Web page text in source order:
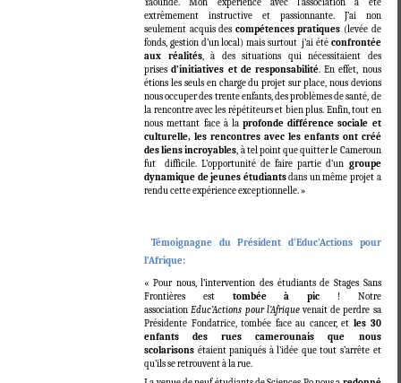
extrêmement instructive et passionnante. J’ai non
seulement acquis des compétences pratiques (levée de
fonds, gestion d’un local) mais surtout j’ai été confrontée
aux réalités, à des situations qui nécessitaient des
prisesd’initiatives et de responsabilité. En effet, nous
étions les seuls en charge du projet sur place, nous devions
nous occuper des trente enfants, des problèmes de santé, de
la rencontre avec les répétiteurs et bien plus. Enfin, tout en
nous mettant face à laprofonde différence sociale et
culturelle, les rencontres avec les enfants ont créé
des liens incroyables, à tel point que quitter le Cameroun
fut difficile. L’opportunité de faire partie d’un groupe
dynamique de jeunes étudiantsdans un même projet a
rendu cette expérience exceptionnelle. »
Témoignagne du Président d’Educ’Actions pour
l’Afrique:
« Pour nous, l’intervention des étudiants de Stages Sans
Frontières est tombée à pic ! Notre
association Educ’Actions pour l’Afriquevenait de perdre sa
Présidente Fondatrice, tombée face au cancer, et les 30
enfants des rues camerounais que nous
scolarisons étaient paniqués à l’idée que tout s’arrête et
qu’ils se retrouvent à la rue.